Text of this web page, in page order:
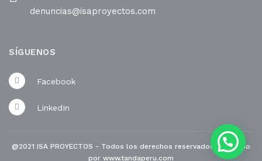
denuncias@isaproyectos.com
SÍGUENOS
Facebook
LinkedIn
@2021 ISA PROYECTOS - Todos los derechos reservados. Diseñado
por www.tandaperu.com